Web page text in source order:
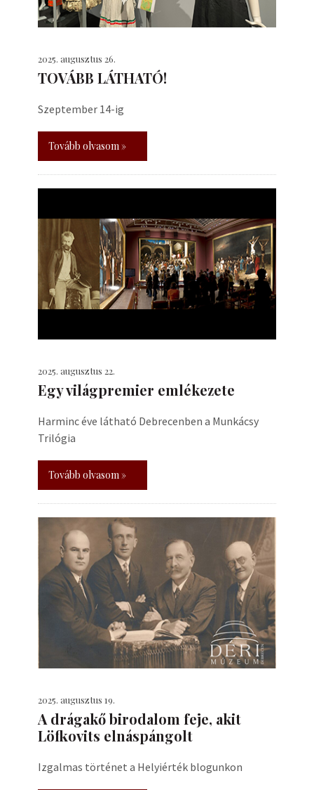
2025. augusztus 26.
TOVÁBB LÁTHATÓ!
Szeptember 14-ig
Tovább olvasom »
2025. augusztus 22.
Egy világpremier emlékezete
Harminc éve látható Debrecenben a Munkácsy
Trilógia
Tovább olvasom »
2025. augusztus 19.
A drágakő birodalom feje, akit
Löfkovits elnáspángolt
Izgalmas történet a Helyiérték blogunkon